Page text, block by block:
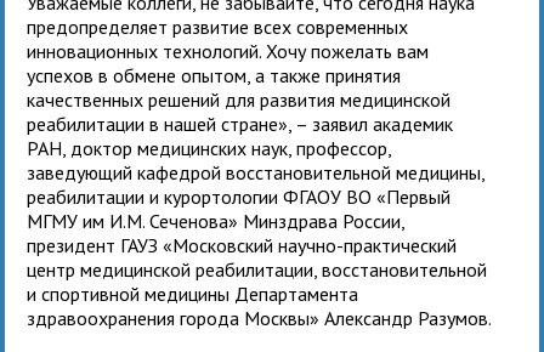
предопределяет развитие всех современных
инновационных технологий. Хочу пожелать вам
успехов в обмене опытом, а также принятия
качественных решений для развития медицинской
реабилитации в нашей стране», – заявил академик
РАН, доктор медицинских наук, профессор,
заведующий кафедрой восстановительной медицины,
реабилитации и курортологии ФГАОУ ВО «Первый
МГМУ им И.М. Сеченова» Минздрава России,
президент ГАУЗ «Московский научно-практический
центр медицинской реабилитации, восстановительной
и спортивной медицины Департамента
здравоохранения города Москвы» Александр Разумов.